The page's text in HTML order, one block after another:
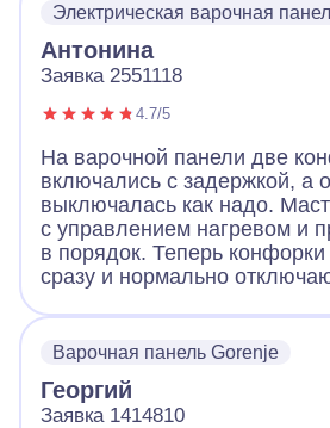
Электрическая варочная
Антонина
Заявка 2551118
4.7/5
На варочной панели две
включались с задержкой, а
выключалась как надо.
с управлением нагревом и
в порядок. Теперь
сразу и нормально
Варочная панель Gorenje
Георгий
Заявка 1414810